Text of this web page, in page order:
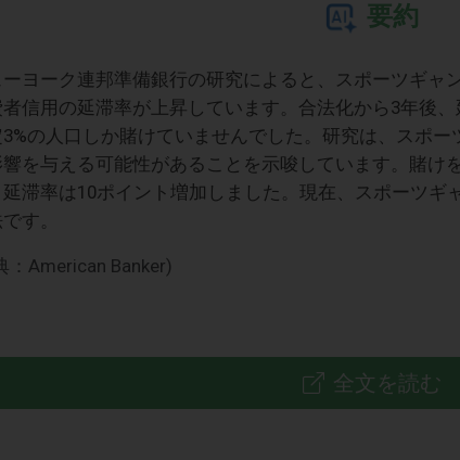
要約
ーヨーク連邦準備銀行の研究によると、スポーツギャ
信用の延滞率が上昇しています。合法化から3年後、
の人口しか賭けていませんでした。研究は、スポ
を与える可能性があることを示唆しています。賭け
延滞率は10ポイント増加しました。現在、スポーツギ
す。
：American Banker)
全文を読む